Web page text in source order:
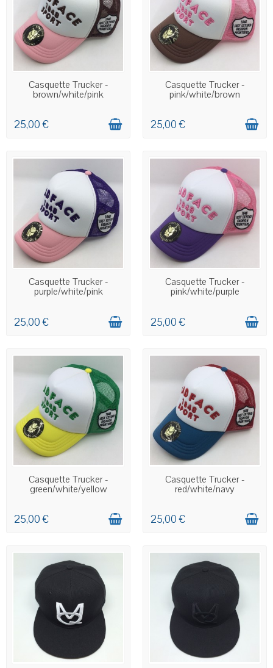
EN STOCK
Casquette Trucker -
brown/white/pink
25,00 €
EN STOCK
Casquette Trucker -
pink/white/brown
25,00 €
EN STOCK
Casquette Trucker -
purple/white/pink
25,00 €
EN STOCK
Casquette Trucker -
pink/white/purple
25,00 €
EN STOCK
Casquette Trucker -
green/white/yellow
25,00 €
EN STOCK
Casquette Trucker -
red/white/navy
25,00 €